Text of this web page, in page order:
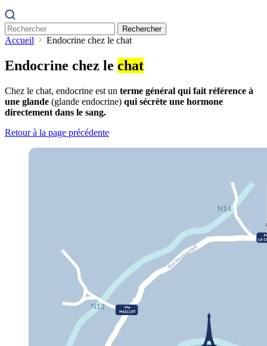
Rechercher
Accueil Endocrine chez le chat
Endocrine chez le chat
Chez le chat, endocrine est un terme général qui fait référence à
une glande (glande endocrine) qui sécrète une hormone
directement dans le sang.
Retour à la page précédente